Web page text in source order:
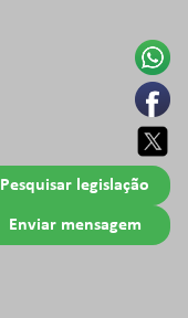
Pesquisar legislação
Enviar mensagem